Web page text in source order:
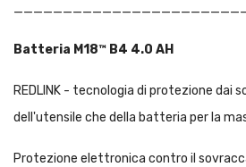
Batteria M18™ B4 4.0 AH
REDLINK - tecnologia di protezione dai
dell'utensile che della batteria per la
Protezione elettronica contro il